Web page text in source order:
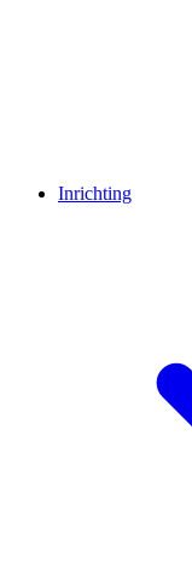
Inrichting